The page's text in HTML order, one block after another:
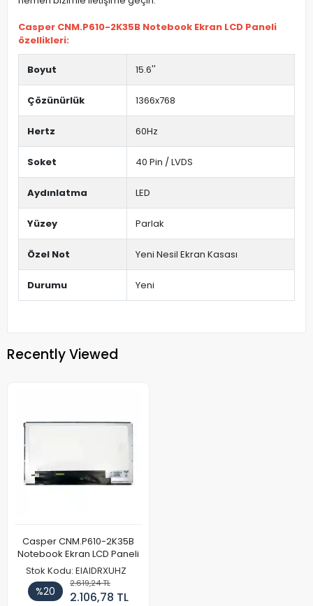
Casper CNM.P610-2K35B Notebook Ekran LCD Paneli
özellikleri:
Boyut 15.6''
Çözünürlük 1366x768
Hertz 60Hz
Soket 40 Pin / LVDS
Aydınlatma LED
Yüzey Parlak
Özel Not Yeni Nesil Ekran Kasası
Durumu Yeni
Recently Viewed
Casper CNM.P610-2K35B
Notebook Ekran LCD Paneli
Stok Kodu: EIAIDRXUHZ
%20
2.619,24 TL
2.106,78 TL